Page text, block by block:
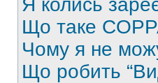
Я колись
Що таке
Чому я не
Що робить